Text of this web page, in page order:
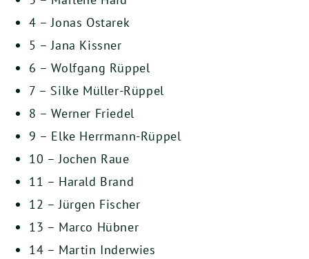
4 – Jonas Ostarek
5 – Jana Kissner
6 – Wolfgang Rüppel
7 – Silke Müller-Rüppel
8 – Werner Friedel
9 – Elke Herrmann-Rüppel
10 – Jochen Raue
11 – Harald Brand
12 – Jürgen Fischer
13 – Marco Hübner
14 – Martin Inderwies